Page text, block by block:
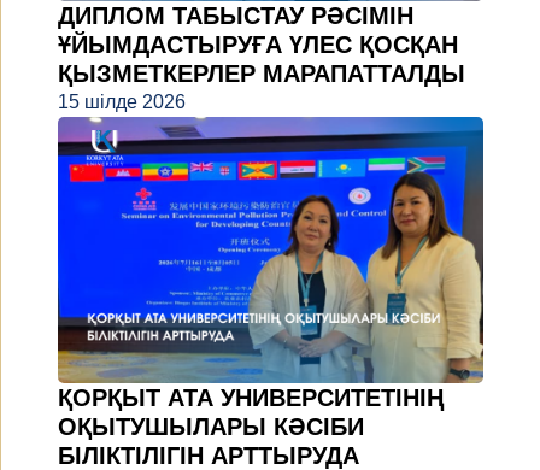
ДИПЛОМ ТАБЫСТАУ РӘСІМІН
ҰЙЫМДАСТЫРУҒА ҮЛЕС ҚОСҚАН
ҚЫЗМЕТКЕРЛЕР МАРАПАТТАЛДЫ
15 шілде 2026
ҚОРҚЫТ АТА УНИВЕРСИТЕТІНІҢ
ОҚЫТУШЫЛАРЫ КӘСІБИ
БІЛІКТІЛІГІН АРТТЫРУДА